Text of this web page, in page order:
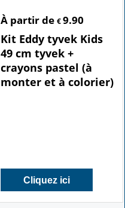
À partir de €9.90
Kit Eddy tyvek Kids
49 cm tyvek +
crayons pastel (à
monter et à colorier)
Cliquez ici